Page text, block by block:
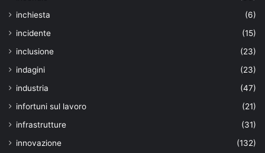
inchiesta
(6)
incidente
(15)
inclusione
(23)
indagini
(23)
industria
(47)
infortuni sul lavoro
(21)
infrastrutture
(31)
innovazione
(132)